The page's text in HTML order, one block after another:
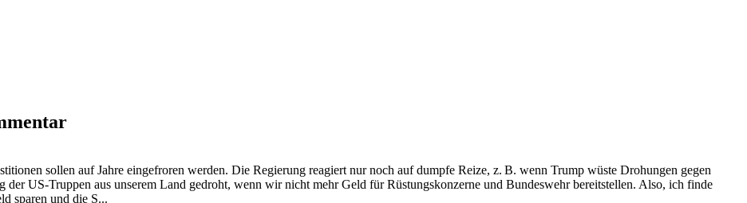
sollen auf Jahre eingefroren werden. Die Regierung reagiert nur noch auf dumpfe Reize, z. B. wenn Trump wüste Drohungen gegen
der US-Truppen aus unserem Land gedroht, wenn wir nicht mehr Geld für Rüstungskonzerne und Bundeswehr bereitstellen. Also, ich finde
sparen und die S...